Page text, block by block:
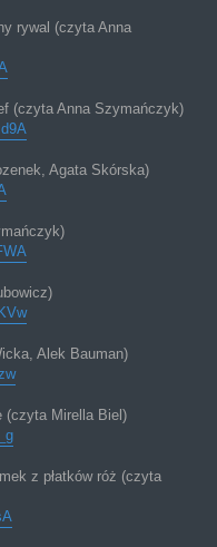
rywal (czyta Anna
(czyta Anna Szymańczyk)
Agata Skórska)
Alek Bauman)
(czyta Mirella Biel)
z płatków róż (czyta